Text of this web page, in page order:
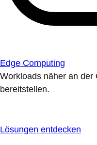
Edge Computing
Workloads näher an der
bereitstellen.
Lösungen entdecken